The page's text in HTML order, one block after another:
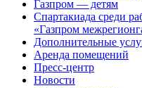
Газпром — детям
Спартакиада среди
«Газпром
Дополнительные
Аренда помещений
Пресс-центр
Новости